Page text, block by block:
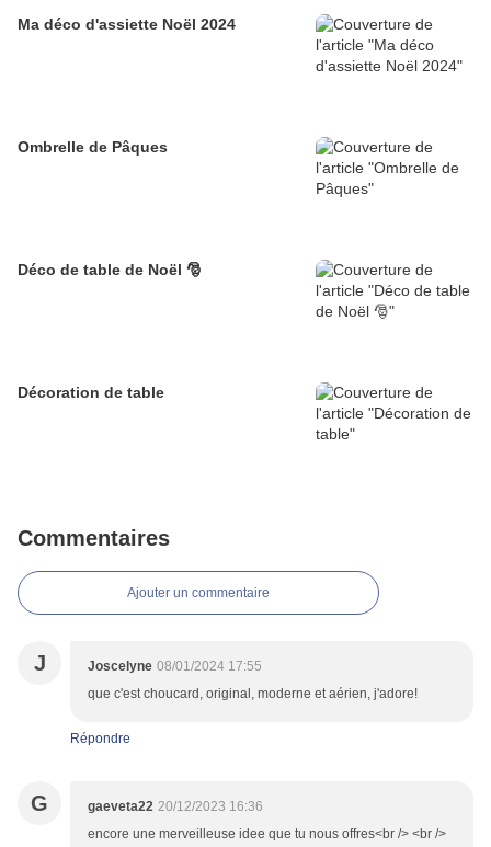
Ma déco d'assiette Noël 2024
Ombrelle de Pâques
Déco de table de Noël 🎅
Décoration de table
Commentaires
Ajouter un commentaire
J Joscelyne 08/01/2024 17:55
que c'est choucard, original, moderne et aérien, j'adore!
Répondre
G gaeveta22 20/12/2023 16:36
encore une merveilleuse idee que tu nous offres<br /> <br />